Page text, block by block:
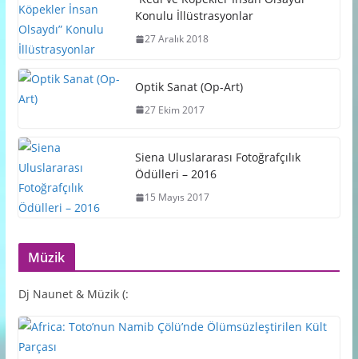
Konulu İllüstrasyonlar
27 Aralık 2018
Optik Sanat (Op-Art)
27 Ekim 2017
Siena Uluslararası Fotoğrafçılık
Ödülleri – 2016
15 Mayıs 2017
Müzik
Dj Naunet & Müzik (: